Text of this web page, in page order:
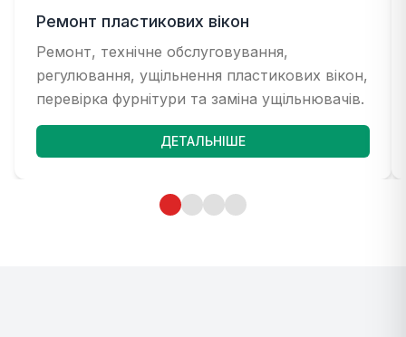
Ремонт пластикових вікон
Ремонт, технічне обслуговування,
регулювання, ущільнення пластикових вікон,
перевірка фурнітури та заміна ущільнювачів.
ДЕТАЛЬНІШЕ